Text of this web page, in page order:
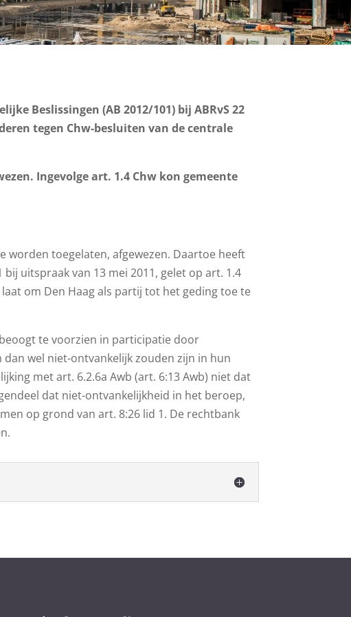
Beslissingen (AB 2012/101) bij ABRvS 22
tegen Chw-besluiten van de centrale
Ingevolge art. 1.4 Chw kon gemeente
worden toegelaten, afgewezen. Daartoe heeft
uitspraak van 13 mei 2011, gelet op art. 1.4
om Den Haag als partij tot het geding toe te
te voorzien in participatie door
wel niet-ontvankelijk zouden zijn in hun
met art. 6.2.6a Awb (art. 6:13 Awb) niet dat
dat niet-ontvankelijkheid in het beroep,
op grond van art. 8:26 lid 1. De rechtbank